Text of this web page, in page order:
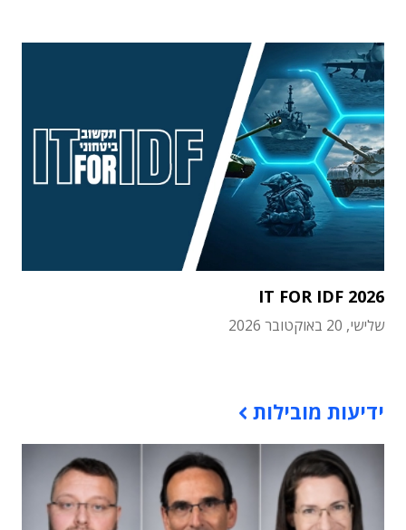
IT FOR IDF 2026
שלישי, 20 באוקטובר 2026
ידיעות מובילות